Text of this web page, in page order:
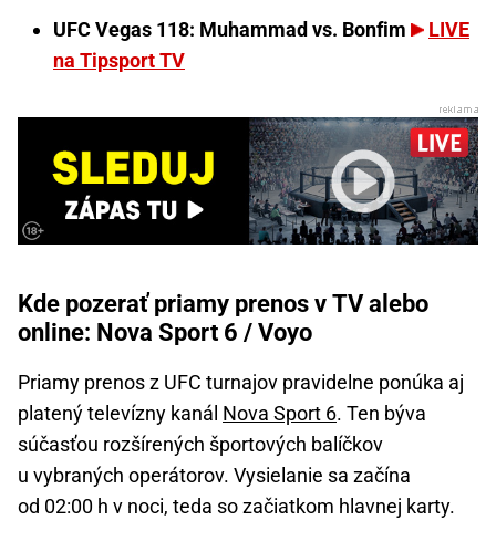
UFC Vegas 118: Muhammad vs. Bonfim
LIVE
na Tipsport TV
Kde pozerať priamy prenos v TV alebo
online: Nova Sport 6 / Voyo
Priamy prenos z UFC turnajov pravidelne ponúka aj
platený televízny kanál Nova Sport 6. Ten býva
súčasťou rozšírených športových balíčkov
u vybraných operátorov. Vysielanie sa začína
od 02:00 h v noci, teda so začiatkom hlavnej karty.